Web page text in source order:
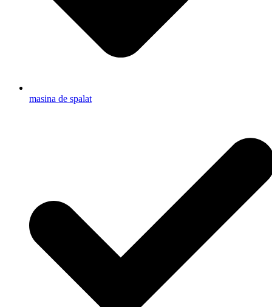
masina de spalat